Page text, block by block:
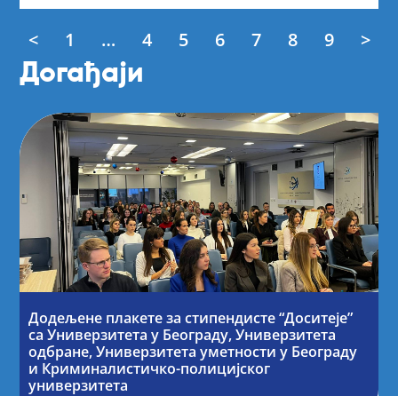
< 1 … 4 5 6 7 8 9 >
Догађаји
Додељене плакете за стипендисте “Доситеје”
са Универзитета у Београду, Универзитета
одбране, Универзитета уметности у Београду
и Криминалистичко-полицијског
универзитета